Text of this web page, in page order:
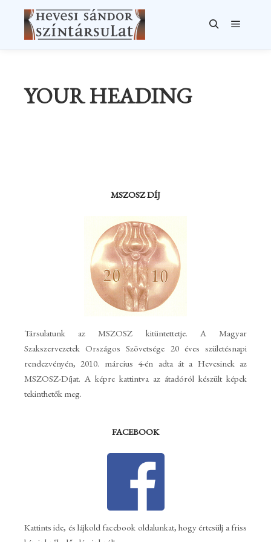
YOUR HEADING
MSZOSZ DÍJ
Társulatunk az MSZOSZ kitüntettetje. A Magyar
Szakszervezetek Országos Szövetsége 20 éves születésnapi
rendezvényén, 2010. március 4-én adta át a Hevesinek az
MSZOSZ-Díjat. A képre kattintva az átadóról készült képek
tekinthetők meg.
FACEBOOK
Kattints ide, és lájkold facebook oldalunkat, hogy értesülj a friss